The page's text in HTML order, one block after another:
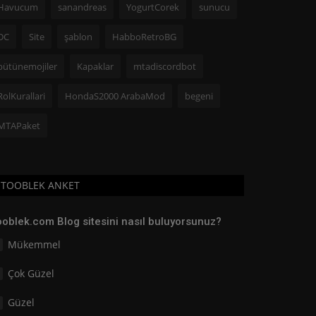
sanandreas YogurtCorek sunucu
Site şablon HabboRetroBG
Kapaklar mtadiscordbot
HondaS2000 ArabaMod begeni
TOOBLEK ANKET
Blog sitesini nasıl buluyorsunuz?
Mükemmel
Çok Güzel
Güzel